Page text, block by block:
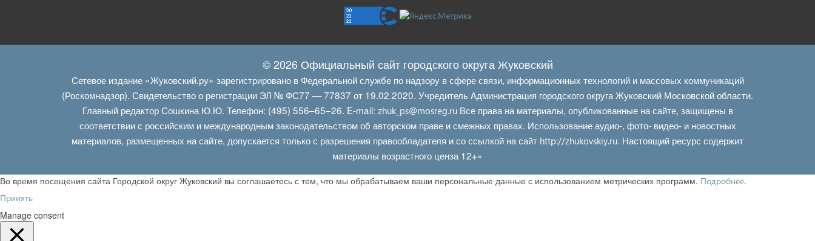
© 2026 Официальный сайт городского округа Жуковский
Сетевое издание «Жуковский.ру» зарегистрировано в Федеральной службе по надзору в сфере связи, информационных технологий и массовых коммуникаций
(Роскомнадзор). Свидетельство о регистрации ЭЛ № ФС77 — 77837 от 19.02.2020. Учредитель Администрация городского округа Жуковский Московской области.
Главный редактор Сошкина Ю.Ю. Телефон: (495) 556–65–26. E‑mail: zhuk_ps@mosreg.ruВсе права на материалы, опубликованные на сайте, защищены в
соответствии с российским и международным законодательством об авторском праве и смежных правах. Использование аудио-, фото- видео- и новостных
материалов, размещенных на сайте, допускается только с разрешения правообладателя и со ссылкой на сайт http://zhukovskiy.ru. Настоящий ресурс содержит
материалы возрастного ценза 12+»
Во время посещения сайта Городской округ Жуковский вы соглашаетесь с тем, что мы обрабатываем ваши персональные данные с использованием метрических программ. Подробнее.
Принять
Manage consent